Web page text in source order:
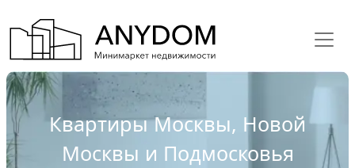
Квартиры Москвы, Новой
Москвы и Подмосковья